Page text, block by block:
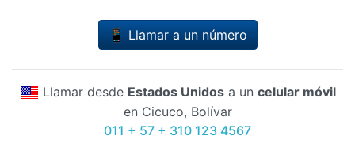
📱 Llamar a un número
Llamar desde Estados Unidosa un celular móvil
en Cicuco, Bolívar
011 + 57 + 310 123 4567